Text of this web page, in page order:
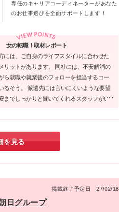
専任のキャリアコーディネーターがあなた
のお仕事選びを全面サポートします！
女の転職！取材レポート
には、ご自身のライフスタイルに合わせた
リットがあります。 同社には、不安解消の
ら就職や就業後のフォローを担当するコー
るそう。 派遣先には言いにくいような要望
までしっかりと聞いてくれるスタッフがい
を見る
掲載終了予定日 27/02/18
日グループ